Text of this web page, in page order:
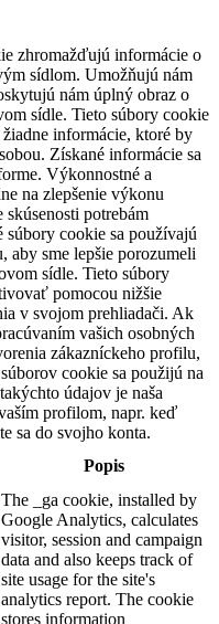
zhromažďujú informácie o
sídlom. Umožňujú nám
nám úplný obraz o
sídle. Tieto súbory cookie
informácie, ktoré by
Získané informácie sa
Výkonnostné a
na zlepšenie výkonu
potrebám
cookie sa používajú
aby sme lepšie porozumeli
sídle. Tieto súbory
pomocou nižšie
v svojom prehliadači. Ak
vašich osobných
zákazníckeho profilu,
cookie sa použijú na
údajov je naša
profilom, napr. keď
sa do svojho konta.
Popis
The _ga cookie, installed by
Google Analytics, calculates
visitor, session and campaign
data and also keeps track of
site usage for the site's
analytics report. The cookie
stores information